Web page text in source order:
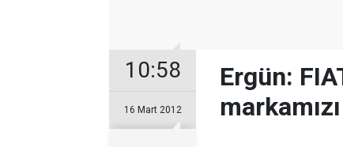
10:58
16 Mart 2012
Ergün: